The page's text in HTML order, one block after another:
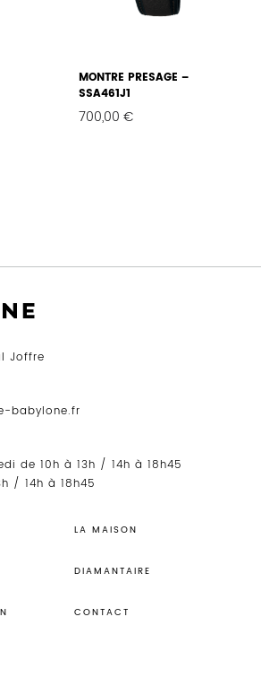
MONTRE PRESAGE –
SSA461J1
700,00 €
Joffre
babylone.fr
de 10h à 13h / 14h à 18h45
/ 14h à 18h45
LA MAISON
DIAMANTAIRE
CONTACT